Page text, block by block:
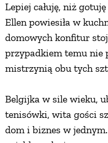
Lepiej całuję, niż
Ellen powiesiła w
domowych konfitur
przypadkiem temu nie
mistrzynią obu tych
Belgijka w sile wieku,
tenisówki, wita gości
dom i biznes w
DANIA